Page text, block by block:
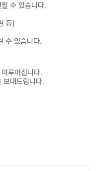
수 있습니다.
등)
수 있습니다.
루어집니다.
보내드립니다.